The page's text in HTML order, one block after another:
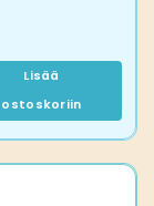
Lisää
ostoskoriin